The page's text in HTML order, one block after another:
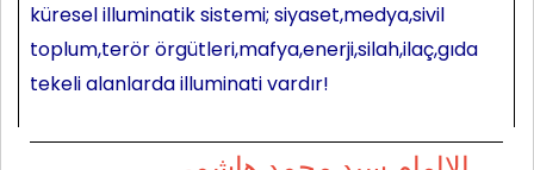
küresel illuminatik sistemi; siyaset,medya,sivil
toplum,terör örgütleri,mafya,enerji,silah,ilaç,gıda
tekeli alanlarda illuminati vardır!